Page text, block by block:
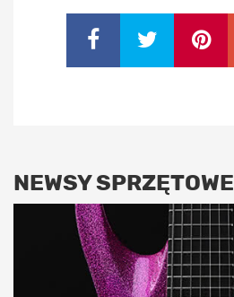
NEWSY SPRZĘTOWE